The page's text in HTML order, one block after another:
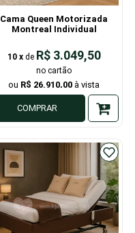
Cama Queen Motorizada
Montreal Individual
10 x de R$ 3.049,50
R$ 26.910,00
COMPRAR